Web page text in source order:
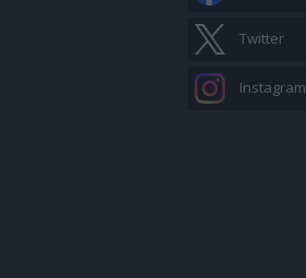
Twitter
Instagram